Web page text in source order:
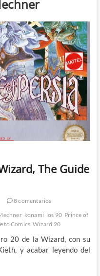
The Guide
8 comentarios
konami los 90 Prince of
to Comics Wizard 20
20 de la Wizard, con su
y acabar leyendo del